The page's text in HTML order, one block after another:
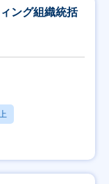
ング組織統括